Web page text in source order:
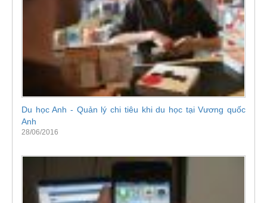
Du học Anh - Quản lý chi tiêu khi du học tại Vương quốc
Anh
28/06/2016